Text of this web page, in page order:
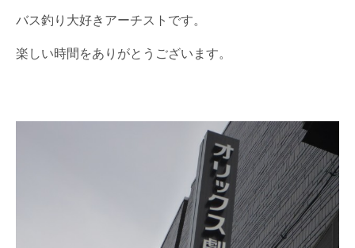
バス釣り大好きアーチストです。
楽しい時間をありがとうございます。